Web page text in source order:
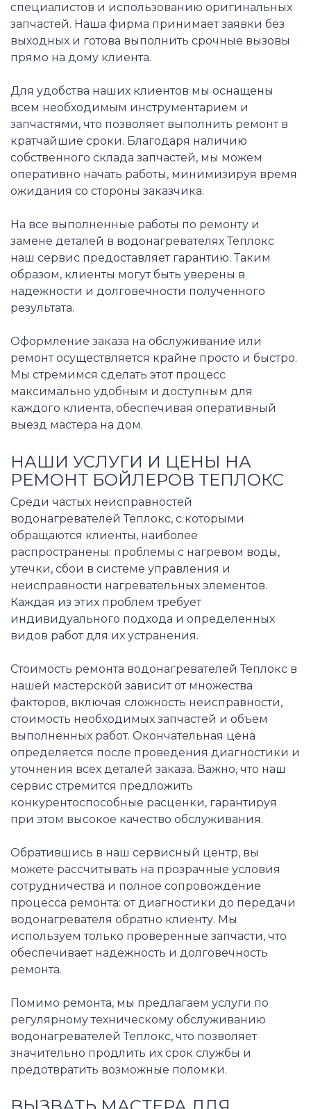
специалистов и использованию оригинальных
запчастей. Наша фирма принимает заявки без
выходных и готова выполнить срочные вызовы
прямо на дому клиента.
Для удобства наших клиентов мы оснащены
всем необходимым инструментарием и
запчастями, что позволяет выполнить ремонт в
кратчайшие сроки. Благодаря наличию
собственного склада запчастей, мы можем
оперативно начать работы, минимизируя время
ожидания со стороны заказчика.
На все выполненные работы по ремонту и
замене деталей в водонагревателях Теплокс
наш сервис предоставляет гарантию. Таким
образом, клиенты могут быть уверены в
надежности и долговечности полученного
результата.
Оформление заказа на обслуживание или
ремонт осуществляется крайне просто и быстро.
Мы стремимся сделать этот процесс
максимально удобным и доступным для
каждого клиента, обеспечивая оперативный
выезд мастера на дом.
НАШИ УСЛУГИ И ЦЕНЫ НА
РЕМОНТ БОЙЛЕРОВ ТЕПЛОКС
Среди частых неисправностей
водонагревателей Теплокс, с которыми
обращаются клиенты, наиболее
распространены: проблемы с нагревом воды,
утечки, сбои в системе управления и
неисправности нагревательных элементов.
Каждая из этих проблем требует
индивидуального подхода и определенных
видов работ для их устранения.
Стоимость ремонта водонагревателей Теплокс в
нашей мастерской зависит от множества
факторов, включая сложность неисправности,
стоимость необходимых запчастей и объем
выполненных работ. Окончательная цена
определяется после проведения диагностики и
уточнения всех деталей заказа. Важно, что наш
сервис стремится предложить
конкурентоспособные расценки, гарантируя
при этом высокое качество обслуживания.
Обратившись в наш сервисный центр, вы
можете рассчитывать на прозрачные условия
сотрудничества и полное сопровождение
процесса ремонта: от диагностики до передачи
водонагревателя обратно клиенту. Мы
используем только проверенные запчасти, что
обеспечивает надежность и долговечность
ремонта.
Помимо ремонта, мы предлагаем услуги по
регулярному техническому обслуживанию
водонагревателей Теплокс, что позволяет
значительно продлить их срок службы и
предотвратить возможные поломки.